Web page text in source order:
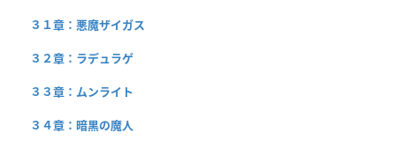
３１章：悪魔ザイガス
３２章：ラデュラゲ
３３章：ムンライト
３４章：暗黒の魔人